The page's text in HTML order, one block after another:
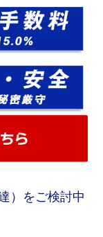
）をご検討中